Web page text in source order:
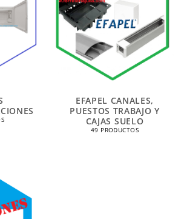
EFAPEL CANALES,
PUESTOS TRABAJO Y
CAJAS SUELO
49 PRODUCTOS